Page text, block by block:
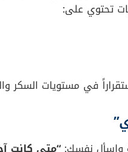
العمل، نعيش حالة من
لدرجة الانهيار،